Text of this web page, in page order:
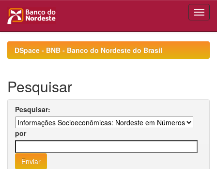
navigationDSpace - BNB - Banco do Nordeste do Brasil
Pesquisar
Pesquisar:
por